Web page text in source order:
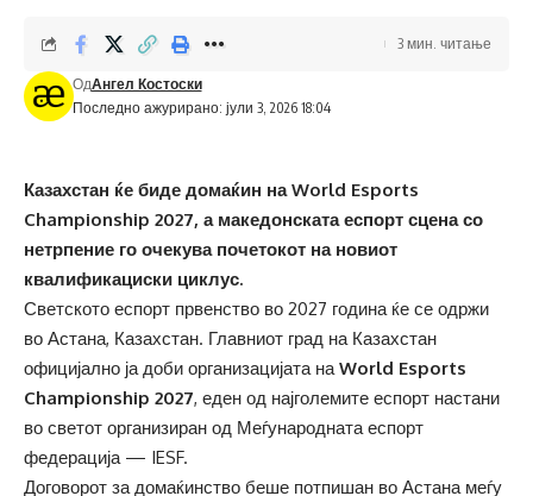
Последно ажурирано: јули 3, 2026 18:04
ОдАнгел Костоски
3 мин. читање
Казахстан ќе биде домаќин на World Esports
Championship 2027, а македонската еспорт сцена со
нетрпение го очекува почетокот на новиот
квалификациски циклус.
Светското еспорт првенство во 2027 година ќе се одржи
во Астана, Казахстан. Главниот град на Казахстан
официјално ја доби организацијата наWorld Esports
Championship 2027, еден од најголемите еспорт настани
во светот организиран од Меѓународната еспорт
федерација — IESF.
Договорот за домаќинство беше потпишан во Астана меѓу